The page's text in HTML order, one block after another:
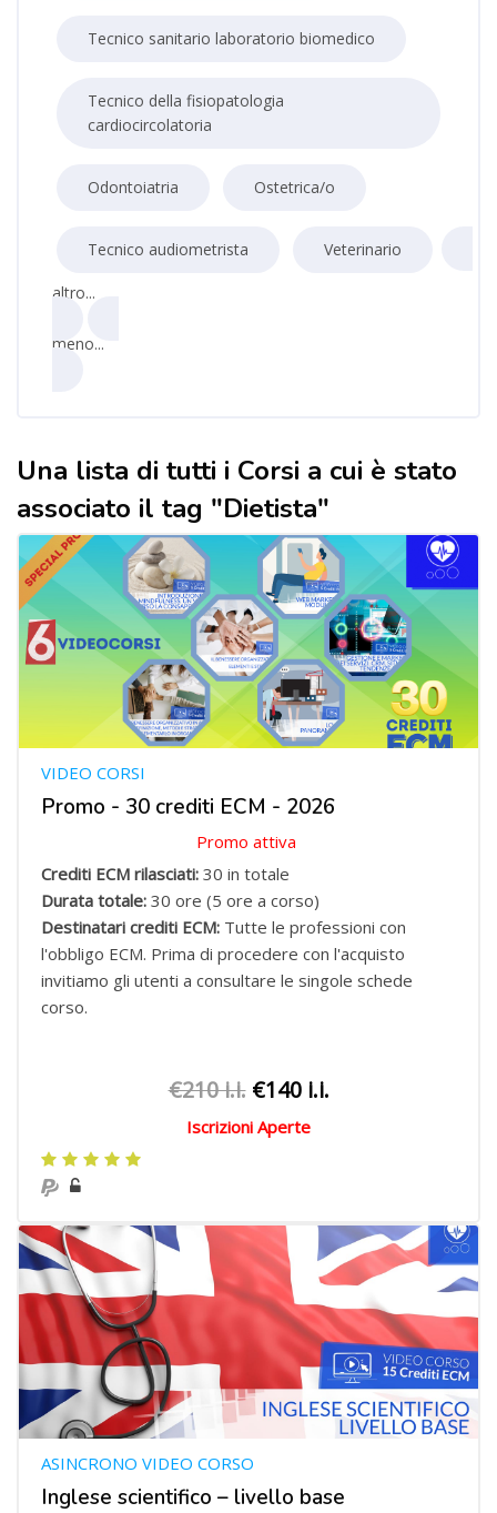
Tecnico sanitario laboratorio biomedico
Tecnico della fisiopatologia
cardiocircolatoria
Odontoiatria Ostetrica/o
Tecnico audiometrista Veterinario
altro...
meno...
Una lista di tutti i Corsi a cui è stato
associato il tag "Dietista"
Promo - 30 crediti ECM - 2026
VIDEO CORSI
Promo attiva
Crediti ECM rilasciati: 30 in totale
Durata totale: 30 ore (5 ore a corso)
Destinatari crediti ECM: Tutte le professioni con
l'obbligo ECM. Prima di procedere con l'acquisto
invitiamo gli utenti a consultare le singole schede
corso.
€210 i.i. €140 i.i.
Iscrizioni Aperte
Inglese scientifico – livello base
ASINCRONO VIDEO CORSO